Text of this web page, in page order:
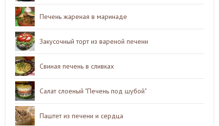
Печень жареная в маринаде
Закусочный торт из вареной печени
Свиная печень в сливках
Салат слоеный "Печень под шубой"
Паштет из печени и сердца